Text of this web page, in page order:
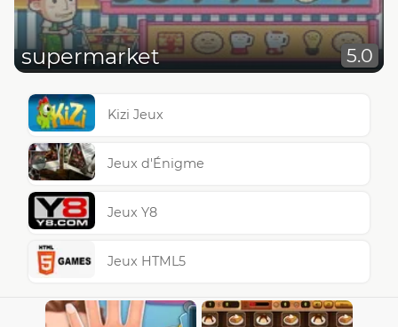
supermarket 5.0
Kizi Jeux
Jeux d'Énigme
Jeux Y8
Jeux HTML5